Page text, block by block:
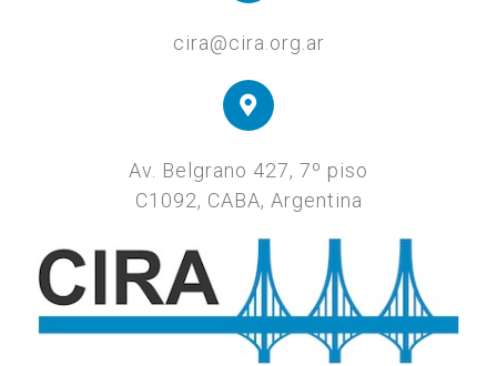
cira@cira.org.ar
Av. Belgrano 427, 7º piso
C1092, CABA, Argentina